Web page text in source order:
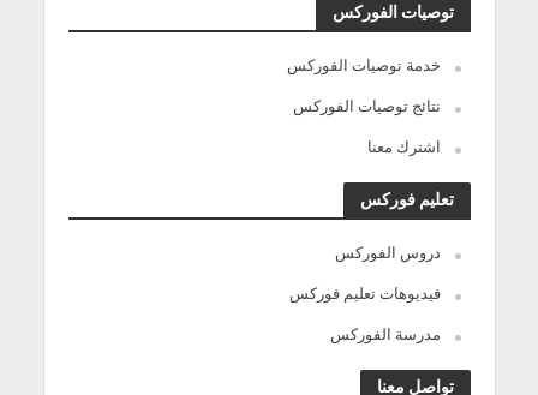
توصيات الفوركس
خدمة توصيات الفوركس
نتائج توصيات الفوركس
اشترك معنا
تعليم فوركس
دروس الفوركس
فيديوهات تعليم فوركس
مدرسة الفوركس
تواصل معنا